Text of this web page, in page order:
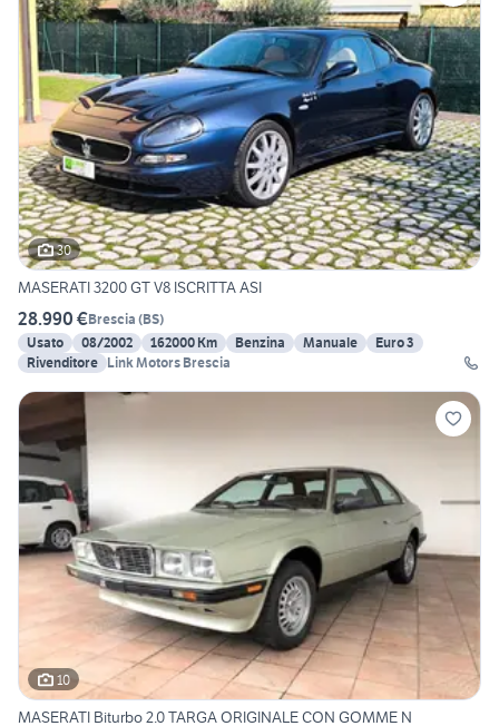
30
MASERATI 3200 GT V8 ISCRITTA ASI
28.990 €Brescia (BS)
Usato
08/2002 162000 Km Benzina Manuale
Euro 3
Rivenditore Link Motors Brescia
10
MASERATI Biturbo 2.0 TARGA ORIGINALE CON GOMME N